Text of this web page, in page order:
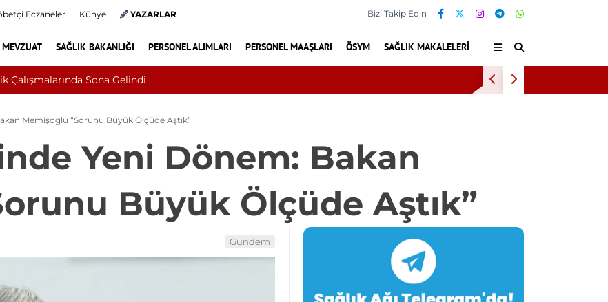
Eczaneler Künye YAZARLAR Bizi Takip Edin
MEVZUAT SAĞLIK BAKANLIĞI PERSONEL ALIMLARI PERSONEL MAAŞLARI ÖSYM SAĞLIK MAKALELERI
Cilt Kanseri Çıktı: Ameliyattan 60 Dikişle Uyandı
Memişoğlu “Sorunu Büyük Ölçüde Aştık”
Yeni Dönem: Bakan
Büyük Ölçüde Aştık”
Gündem